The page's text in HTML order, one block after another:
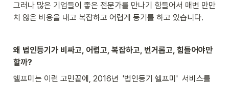
그러나 많은 기업들이 좋은 전문가를 만나기 힘들어서 매번 만만
치 않은 비용을 내고 복잡하고 어렵게 등기를 하고 있습니다.
왜 법인등기가 비싸고, 어렵고, 복잡하고, 번거롭고, 힘들어야만
할까?
헬프미는 이런 고민끝에, 2016년  '법인등기 헬프미'  서비스를